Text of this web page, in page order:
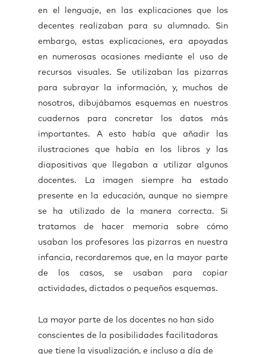
en el lenguaje, en las explicaciones que los
decentes realizaban para su alumnado. Sin
embargo, estas explicaciones, era apoyadas
en numerosas ocasiones mediante el uso de
recursos visuales. Se utilizaban las pizarras
para subrayar la información, y, muchos de
nosotros, dibujábamos esquemas en nuestros
cuadernos para concretar los datos más
importantes. A esto había que añadir las
ilustraciones que había en los libros y las
diapositivas que llegaban a utilizar algunos
docentes. La imagen siempre ha estado
presente en la educación, aunque no siempre
se ha utilizado de la manera correcta. Si
tratamos de hacer memoria sobre cómo
usaban los profesores las pizarras en nuestra
infancia, recordaremos que, en la mayor parte
de los casos, se usaban para copiar
actividades, dictados o pequeños esquemas.
La mayor parte de los docentes no han sido
conscientes de la posibilidades facilitadoras
que tiene la visualización, e incluso a día de